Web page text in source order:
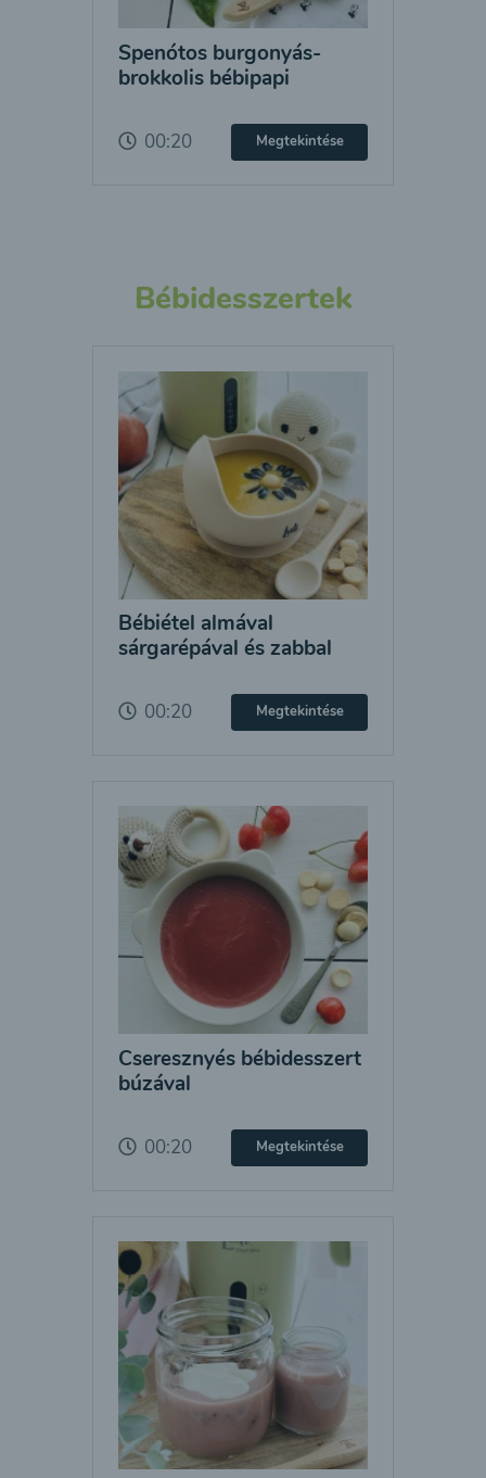
Spenótos burgonyás-
brokkolis bébipapi
00:20 Megtekintése
Bébidesszertek
Bébiétel almával
sárgarépával és zabbal
00:20 Megtekintése
Cseresznyés bébidesszert
búzával
00:20 Megtekintése